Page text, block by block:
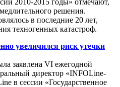
2010-2015 годы» отмечают,
решения.
в последние 20 лет,
техногенных катастроф.
увеличился риск утечки
заявлена VI ежегодной
директор «INFOLine-
в сессии «Государственное